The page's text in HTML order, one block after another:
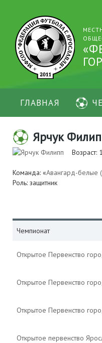
ГЛАВНАЯ
Ярчук
Возраст:
Команда: «Авангард-белые
Роль: защитник
Чемпионат
Открытое Первенство
Открытое Первенство
Открытое Первенство
Открытое первенство